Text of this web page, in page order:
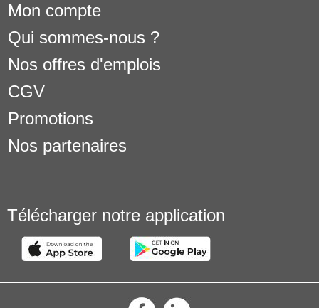
Mon compte
Qui sommes-nous ?
Nos offres d'emplois
CGV
Promotions
Nos partenaires
Télécharger notre application